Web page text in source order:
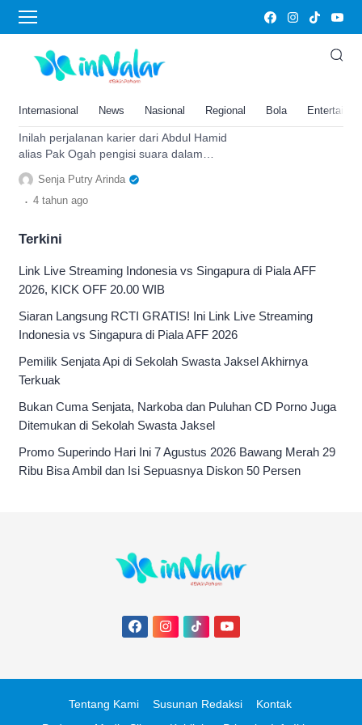
Internasional News Nasional Regional Bola
Unyil
Abdul Hamid Alias Pak Ogah Si
Unyil Meninggal Dunia, Inilah
Ditoreh Semasa Hidup
Inilah perjalanan karier dari Abdul Hamid
alias Pak Ogah pengisi suara dalam
serial Si Unyil yang ditoreh semasa
hidupnya.
Senja Putry Arinda
. 4 tahun ago
Terkini
Link Live Streaming Indonesia vs Singapura di Piala AFF
2026, KICK OFF 20.00 WIB
Siaran Langsung RCTI GRATIS! Ini Link Live Streaming
Indonesia vs Singapura di Piala AFF 2026
Pemilik Senjata Api di Sekolah Swasta Jaksel Akhirnya
Terkuak
Bukan Cuma Senjata, Narkoba dan Puluhan CD Porno Juga
Ditemukan di Sekolah Swasta Jaksel
Promo Superindo Hari Ini 7 Agustus 2026 Bawang Merah 29
Ribu Bisa Ambil dan Isi Sepuasnya Diskon 50 Persen
Tentang Kami Susunan Redaksi
Kontak